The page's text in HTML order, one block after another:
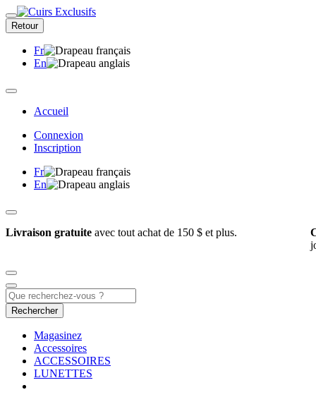
Retour
Fr
En
Accueil
Connexion
Inscription
Fr
En
Livraison gratuite avec tout achat de 150 $ et plus.
Rechercher
Magasinez
Accessoires
ACCESSOIRES
LUNETTES